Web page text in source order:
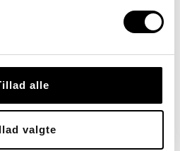
alle
valgte
SUMH (Sammenslutningen af
og Foreningen Consentio
hvordan de […]